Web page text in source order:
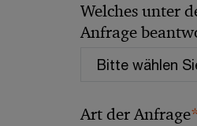
Welches unter
Anfrage
Art der Anfrage